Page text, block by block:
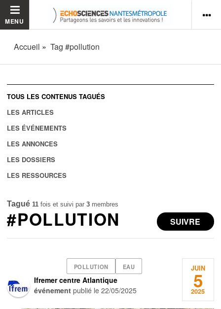
MENU
Accueil Tag #pollution
TOUS LES CONTENUS TAGUÉS
LES ARTICLES
LES ÉVÉNEMENTS
LES ANNONCES
LES DOSSIERS
LES RESSOURCES
Tagué 11 fois et suivi par3 membres
SUIVRE
#POLLUTION
POLLUTION EAU
Ifremer centre Atlantique
événement publié le22/05/2025
JUIN
5
2025